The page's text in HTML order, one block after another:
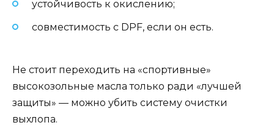
устойчивость к окислению;
совместимость с DPF, если он есть.
Не стоит переходить на «спортивные»
высокозольные масла только ради «лучшей
защиты» — можно убить систему очистки
выхлопа.